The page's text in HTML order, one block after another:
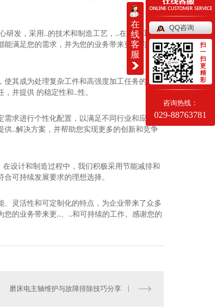
研发，采用..的技术和制造工艺，..在各种工作
满足您的需求，并为您的业务带来更高的效率
其成为处理复杂工件和高强度加工任务的理想
并提供 的稳定性和..性。
求进行个性化配置，以满足不同行业和应用的
..解决方案，并帮助您实现更多的创新和竞争
设计和制造过程中，我们积极采用节能减排和
可持续发展要求的理想选择。
灵活性和可定制化的特点，为企业带来了众多
的业务带来更..、..和可持续的工作。感谢您的
磨床电主轴维护与故障排除技巧分享
在
线
客
服
QQ咨询
扫
一
扫
更
精
彩
咨询热线：
029-88763781